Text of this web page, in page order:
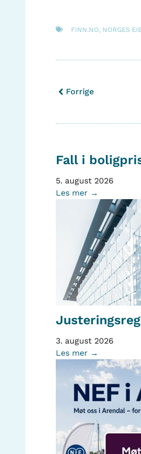
FINN.NO, NORGES
Forrige
Fall i
5. august 2026
Les mer →
3. august 2026
Les mer →